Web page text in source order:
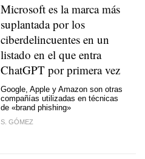
Microsoft es la marca más
suplantada por los
ciberdelincuentes en un
listado en el que entra
ChatGPT por primera vez
Google, Apple y Amazon son otras
compañías utilizadas en técnicas
de «brand phishing»
S. GÓMEZ